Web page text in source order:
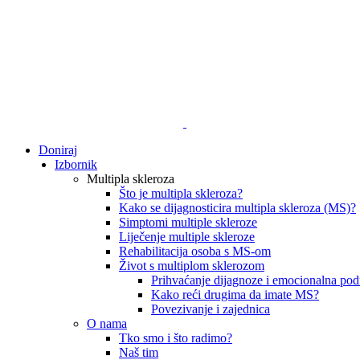
Doniraj
Izbornik
Multipla skleroza
Što je multipla skleroza?
Kako se dijagnosticira multipla skleroza (MS)?
Simptomi multiple skleroze
Liječenje multiple skleroze
Rehabilitacija osoba s MS-om
Život s multiplom sklerozom
Prihvaćanje dijagnoze i emocionalna
Kako reći drugima da imate MS?
Povezivanje i zajednica
O nama
Tko smo i što radimo?
Naš tim